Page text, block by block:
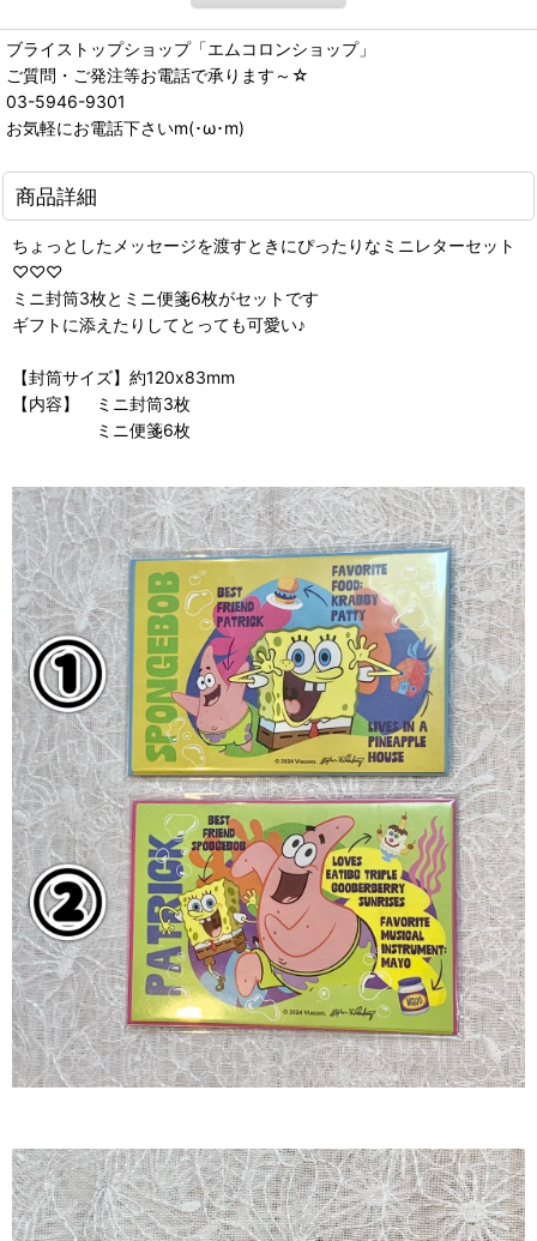
ブライストップショップ「エムコロンショップ」
ご質問・ご発注等お電話で承ります～☆
03-5946-9301
お気軽にお電話下さいm(･ω･m)
商品詳細
ちょっとしたメッセージを渡すときにぴったりなミニレターセット
♡♡♡
ミニ封筒3枚とミニ便箋6枚がセットです
ギフトに添えたりしてとっても可愛い♪
【封筒サイズ】約120x83mm
【内容】 ミニ封筒3枚
ミニ便箋6枚